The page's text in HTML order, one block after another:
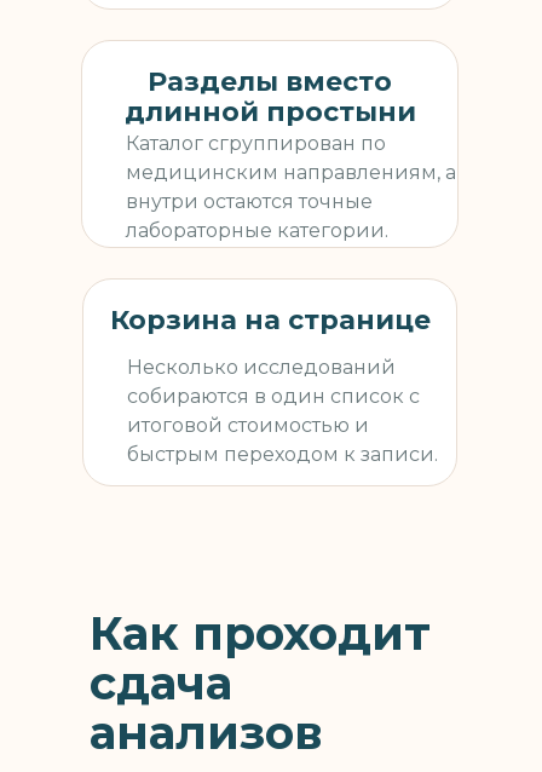
Разделы вместо
длинной простыни
Каталог сгруппирован по
медицинским направлениям, а
внутри остаются точные
лабораторные категории.
Корзина на странице
Несколько исследований
собираются в один список с
итоговой стоимостью и
быстрым переходом к записи.
Как проходит
сдача
анализов